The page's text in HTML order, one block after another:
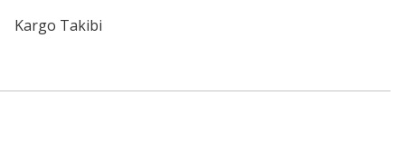
Kargo Takibi